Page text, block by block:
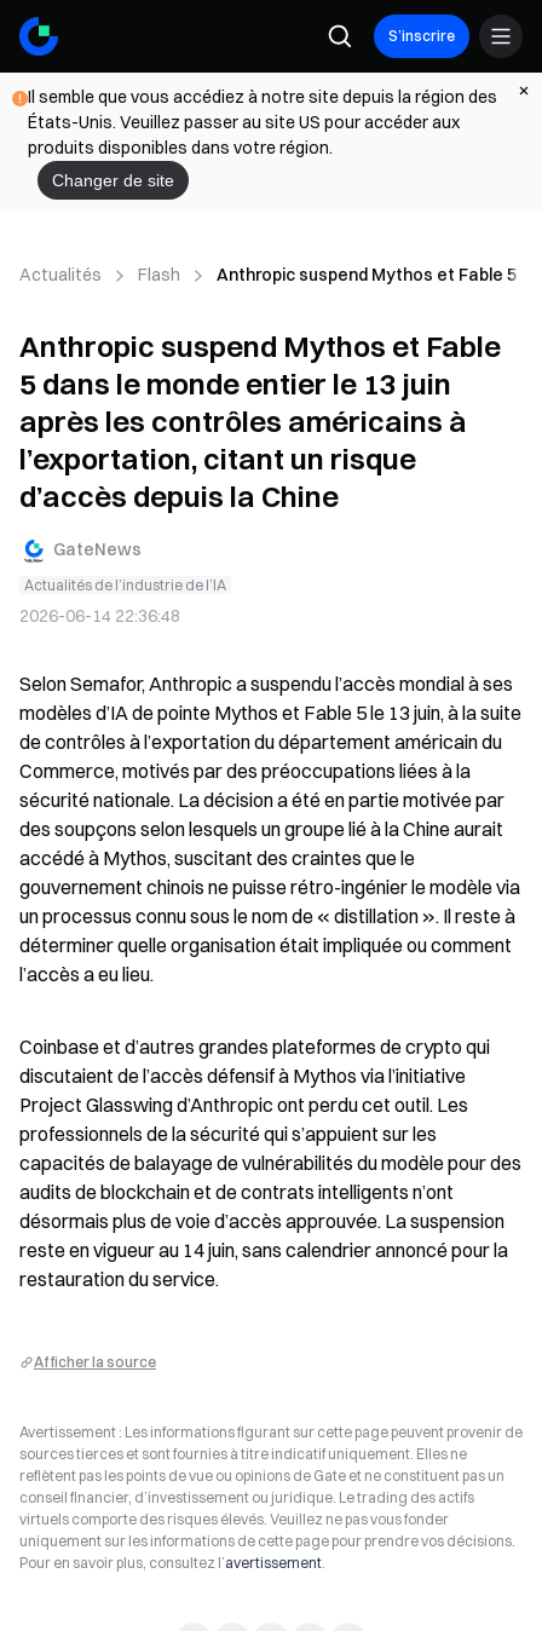
S’inscrire
Il semble que vous accédiez à notre site depuis la région des
États-Unis. Veuillez passer au site US pour accéder aux
produits disponibles dans votre région.
Changer de site
Actualités Flash Anthropic suspend Mythos et Fable 5
Anthropic suspend Mythos et Fable
5 dans le monde entier le 13 juin
après les contrôles américains à
l’exportation, citant un risque
d’accès depuis la Chine
GateNews
Actualités de l’industrie de l’IA
2026-06-14 22:36:48
Selon Semafor, Anthropic a suspendu l’accès mondial à ses
modèles d’IA de pointe Mythos et Fable 5 le 13 juin, à la suite
de contrôles à l’exportation du département américain du
Commerce, motivés par des préoccupations liées à la
sécurité nationale. La décision a été en partie motivée par
des soupçons selon lesquels un groupe lié à la Chine aurait
accédé à Mythos, suscitant des craintes que le
gouvernement chinois ne puisse rétro-ingénier le modèle via
un processus connu sous le nom de « distillation ». Il reste à
déterminer quelle organisation était impliquée ou comment
l’accès a eu lieu.
Coinbase et d’autres grandes plateformes de crypto qui
discutaient de l’accès défensif à Mythos via l’initiative
Project Glasswing d’Anthropic ont perdu cet outil. Les
professionnels de la sécurité qui s’appuient sur les
capacités de balayage de vulnérabilités du modèle pour des
audits de blockchain et de contrats intelligents n’ont
désormais plus de voie d’accès approuvée. La suspension
reste en vigueur au 14 juin, sans calendrier annoncé pour la
restauration du service.
Afficher la source
Avertissement : Les informations figurant sur cette page peuvent provenir de
sources tierces et sont fournies à titre indicatif uniquement. Elles ne
reflètent pas les points de vue ou opinions de Gate et ne constituent pas un
conseil financier, d’investissement ou juridique. Le trading des actifs
virtuels comporte des risques élevés. Veuillez ne pas vous fonder
uniquement sur les informations de cette page pour prendre vos décisions.
Pour en savoir plus, consultez l’avertissement.